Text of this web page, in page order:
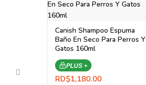
Canish Shampoo Espuma
Baño En Seco Para Perros Y
Gatos 160ml
PLUS +
RD$1,180.00